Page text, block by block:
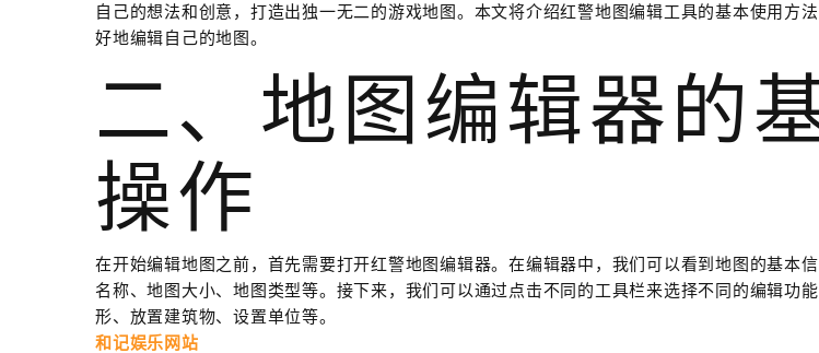
自己的想法和创意，打造出独一无二的游戏地图。本文将介绍红警地图编辑工具的基本使用方
好地编辑自己的地图。
二、地图编辑器的
操作
在开始编辑地图之前，首先需要打开红警地图编辑器。在编辑器中，我们可以看到地图的基本
名称、地图大小、地图类型等。接下来，我们可以通过点击不同的工具栏来选择不同的编辑功
形、放置建筑物、设置单位等。
和记娱乐网站